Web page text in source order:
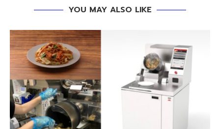
YOU MAY ALSO LIKE